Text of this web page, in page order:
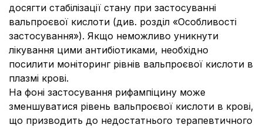
досягти стабілізації стану при застосуванні
вальпроєвої кислоти (див. розділ «Особливості
застосування»). Якщо неможливо уникнути
лікування цими антибіотиками, необхідно
посилити моніторинг рівнів вальпроєвої кислоти в
плазмі крові.
На фоні застосування рифампіцину може
зменшуватися рівень вальпроєвої кислоти в крові,
що призводить до недостатнього терапевтичного